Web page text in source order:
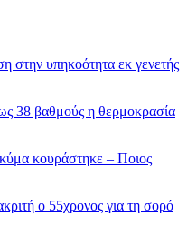
στην υπηκοότητα εκ γενετής
38 βαθμούς η θερμοκρασία
κουράστηκε – Ποιος
ο 55χρονος για τη σορό